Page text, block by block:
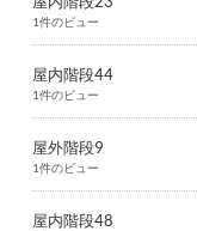
1件のビュー
屋内階段44
1件のビュー
屋外階段9
1件のビュー
屋内階段48